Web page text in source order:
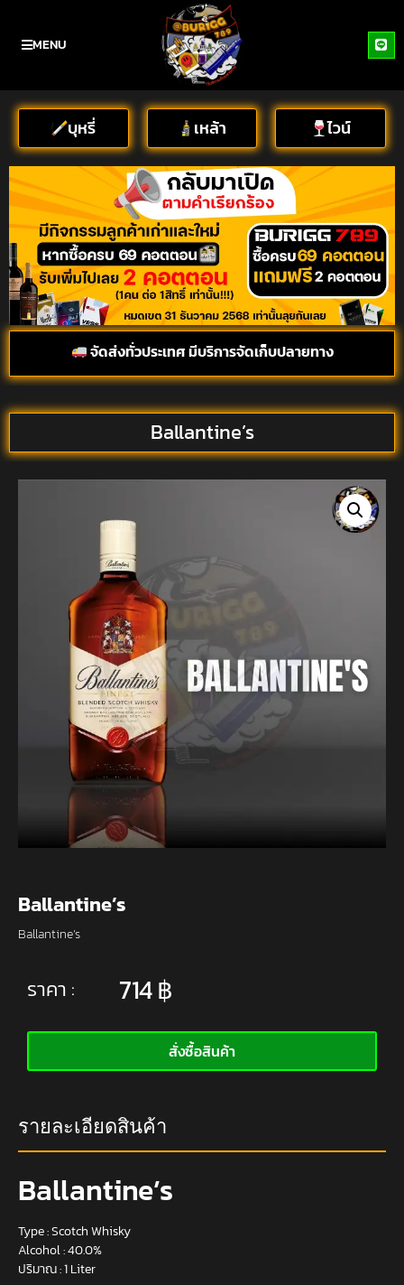
MENU
บุหรี่ เหล้า ไวน์
จัดส่งทั่วประเทศ มีบริการจัดเก็บปลายทาง
Ballantine’s
Ballantine’s
Ballantine’s
ราคา : 714฿
สั่งซื้อสินค้า
รายละเอียดสินค้า
Ballantine’s
Type : Scotch Whisky
Alcohol : 40.0%
ปริมาณ : 1 Liter